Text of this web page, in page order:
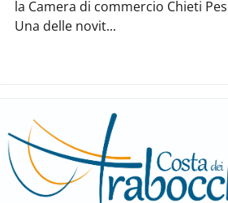
la Camera di commercio Chieti
Una delle novit...